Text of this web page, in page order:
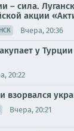
– сила.
акции
Вчера, 20:36
у
20:22
взорвался
Вчера, 20:21